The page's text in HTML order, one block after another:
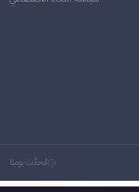
مُحدَّث يوميًا